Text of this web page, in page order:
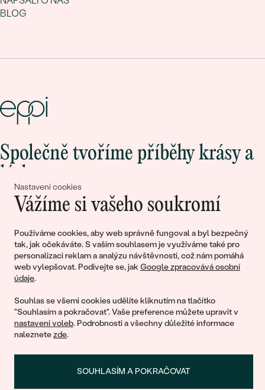
Nastavení cookies
Vážíme si vašeho soukromí
Používáme cookies, aby web správně fungoval a byl bezpečný
tak, jak očekáváte. S vaším souhlasem je využíváme také pro
personalizaci reklam a analýzu návštěvnosti, což nám pomáhá
web vylepšovat. Podívejte se, jak Google zpracovává osobní
údaje.
Souhlas se všemi cookies udělíte kliknutím na tlačítko
"Souhlasím a pokračovat". Vaše preference můžete upravit v
nastavení voleb. Podrobnosti a všechny důležité informace
naleznetezde.
SOUHLASÍM A POKRAČOVAT
BLOG
Společně tvoříme příběhy krásy a
Připojte se k nám!
© 2011 - 2026, Eppi.cz